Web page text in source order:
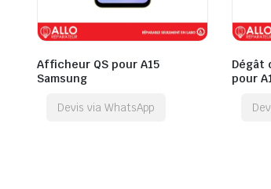
Afficheur QS pour A15
Samsung
Devis via WhatsApp
Dégât
pour